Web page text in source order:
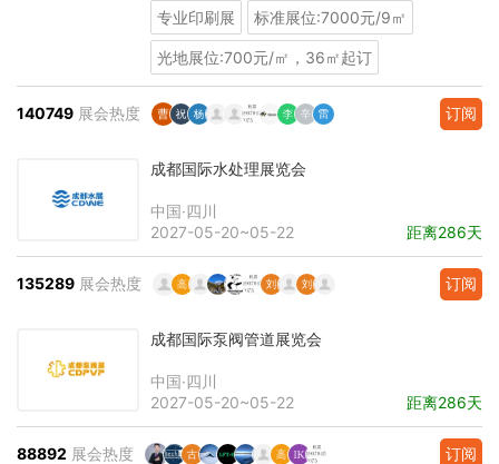
专业印刷展
标准展位:7000元/9㎡
光地展位:700元/㎡，36㎡起订
140749 展会热度 订阅
成都国际水处理展览会
中国·四川
2027-05-20~05-22
距离286天
135289 展会热度 订阅
成都国际泵阀管道展览会
中国·四川
2027-05-20~05-22
距离286天
88892 展会热度 订阅